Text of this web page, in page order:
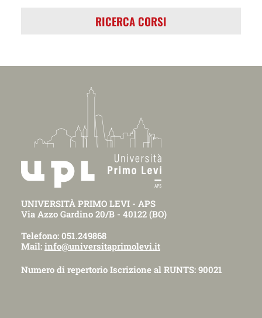
RICERCA CORSI
UNIVERSITÀ PRIMO LEVI - APS
Via Azzo Gardino 20/B - 40122 (BO)
Telefono: 051.249868
Mail: info@universitaprimolevi.it
Numero di repertorio Iscrizione al RUNTS: 90021